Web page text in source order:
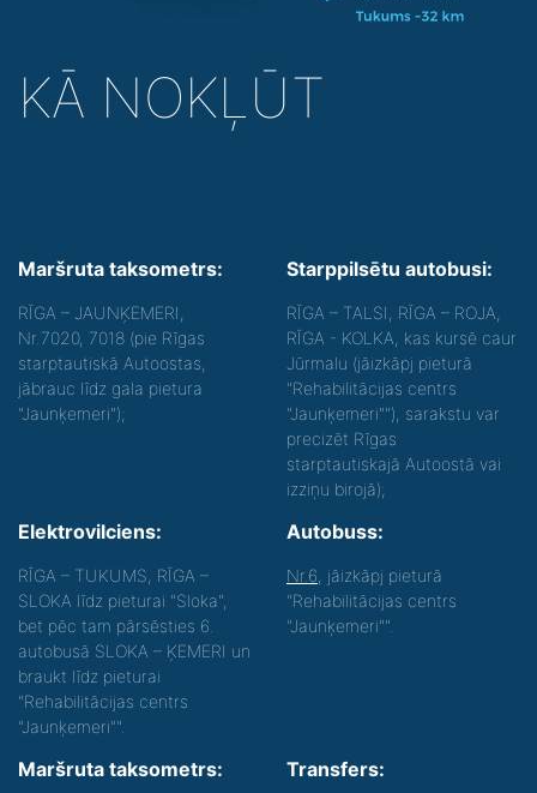
KĀ NOKĻŪT
Maršruta taksometrs:
RĪGA – JAUNĶEMERI,
Nr.7020, 7018 (pie Rīgas
starptautiskā Autoostas,
jābrauc līdz gala pietura
"Jaunķemeri");
Starppilsētu autobusi:
RĪGA – TALSI, RĪGA – ROJA,
RĪGA - KOLKA, kas kursē caur
Jūrmalu (jāizkāpj pieturā
"Rehabilitācijas centrs
"Jaunķemeri""), sarakstu var
precizēt Rīgas
starptautiskajā Autoostā vai
izziņu birojā);
Elektrovilciens:
RĪGA – TUKUMS, RĪGA –
SLOKA līdz pieturai "Sloka",
bet pēc tam pārsēsties 6.
autobusā SLOKA – ĶEMERI un
braukt līdz pieturai
"Rehabilitācijas centrs
"Jaunķemeri"".
Autobuss:
Nr.6 , jāizkāpj pieturā
"Rehabilitācijas centrs
"Jaunķemeri"".
Maršruta taksometrs: Transfers: